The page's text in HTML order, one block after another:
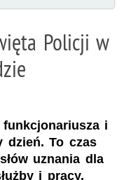
Policji w
i
dzień. To czas
uznania dla
i pracy,